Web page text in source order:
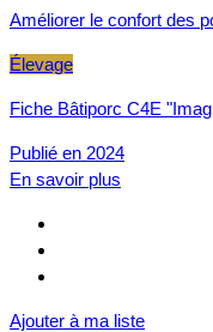
Améliorer le confort des
Élevage
Fiche Bâtiporc C4E
Publié en 2024
En savoir plus
Ajouter à ma liste